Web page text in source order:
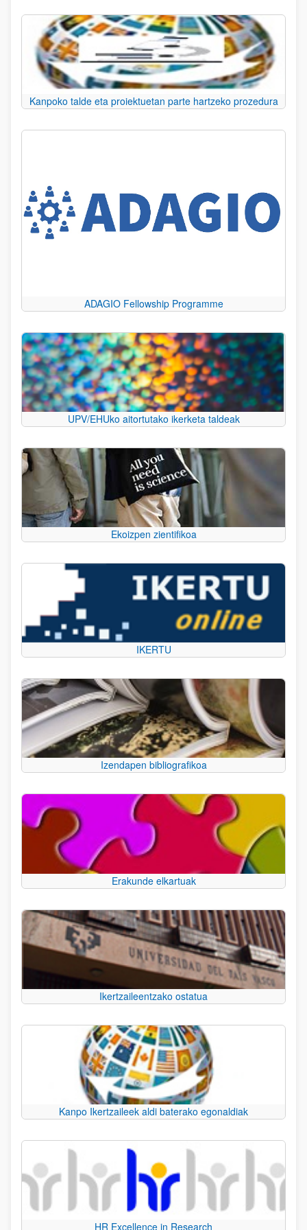
Kanpoko talde eta proiektuetan parte hartzeko prozedura
ADAGIO Fellowship Programme
UPV/EHUko aitortutako ikerketa taldeak
Ekoizpen zientifikoa
IKERTU
Izendapen bibliografikoa
Erakunde elkartuak
Ikertzaileentzako ostatua
Kanpo Ikertzaileek aldi baterako egonaldiak
HR Excellence in Research